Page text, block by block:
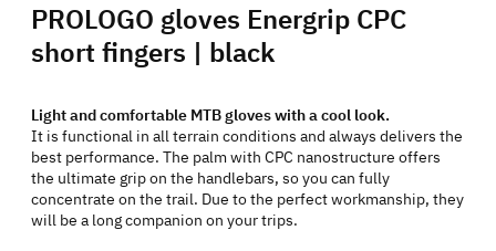
PROLOGO gloves Energrip CPC
short fingers | black
Light and comfortable MTB gloves with a cool look.
It is functional in all terrain conditions and always delivers the
best performance. The palm with CPC nanostructure offers
the ultimate grip on the handlebars, so you can fully
concentrate on the trail. Due to the perfect workmanship, they
will be a long companion on your trips.